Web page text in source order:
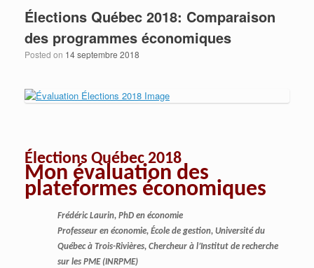
Élections Québec 2018: Comparaison
des programmes économiques
Posted on 14 septembre 2018
Élections Québec 2018
Mon évaluation des
plateformes économiques
Frédéric Laurin, PhD en économie
Professeur en économie, École de gestion, Université du
Québec à Trois-Rivières, Chercheur à l’Institut de recherche
sur les PME (INRPME)